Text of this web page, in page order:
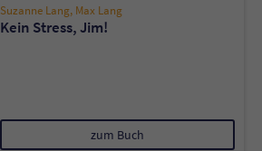
Suzanne Lang, Max Lang
Kein Stress, Jim!
zum Buch